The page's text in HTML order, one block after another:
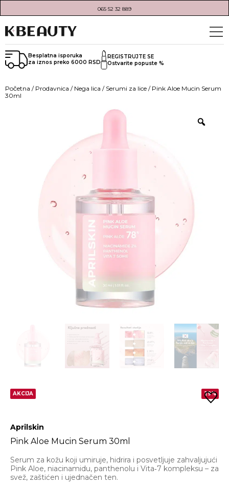
065 52 32 889
Besplatna isporuka
za iznos preko 6000 RSD
REGISTRUJTE SE
Ostvarite popuste %
Početna / Prodavnica / Nega lica / Serumi za lice / Pink Aloe Mucin Serum
30ml
AKCIJA 29%
Aprilskin
Pink Aloe Mucin Serum 30ml
Serum za kožu koji umiruje, hidrira i posvetljuje zahvaljujući
Pink Aloe, niacinamidu, panthenolu i Vita‑7 kompleksu – za
svež, zaštićen i ujednačen ten.